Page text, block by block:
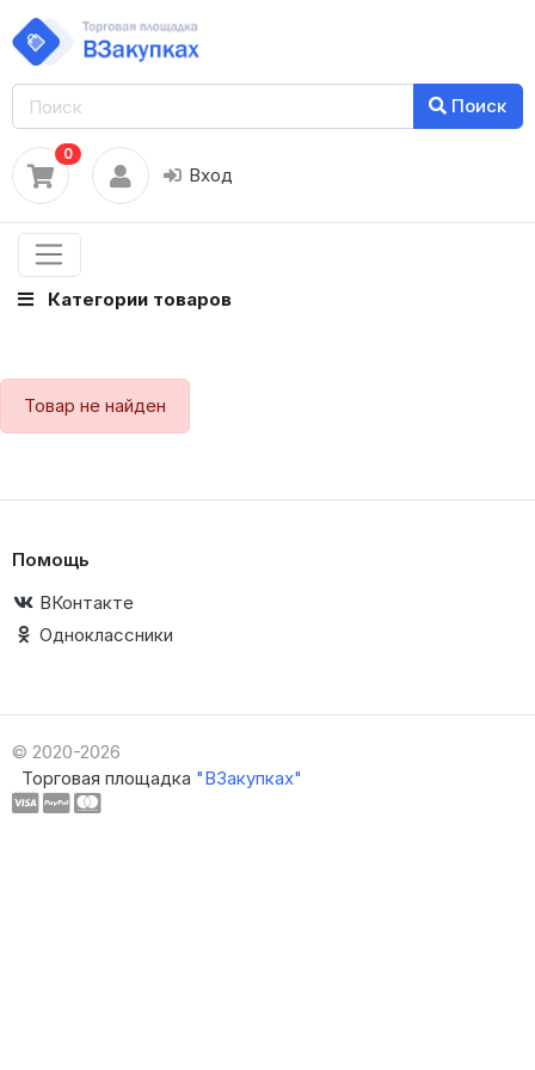
Поиск
0
Вход
Категории товаров
Товар не найден
Помощь
ВКонтакте
Одноклассники
© 2020-2026
Торговая площадка "ВЗакупках"